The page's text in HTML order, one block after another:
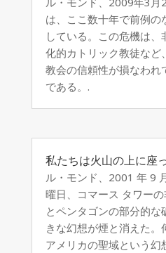
は、ここ数十年で前例
している。この危機は
化的カトリック教徒など
教会の信頼性が損なわれ
である。.
私たちは火山の上に座
ル・モンド、2001 年 9
曜日、コマース タワー
とペンタゴンの部分的
きな幻想が煙と消えた
アメリカの聖域という幻